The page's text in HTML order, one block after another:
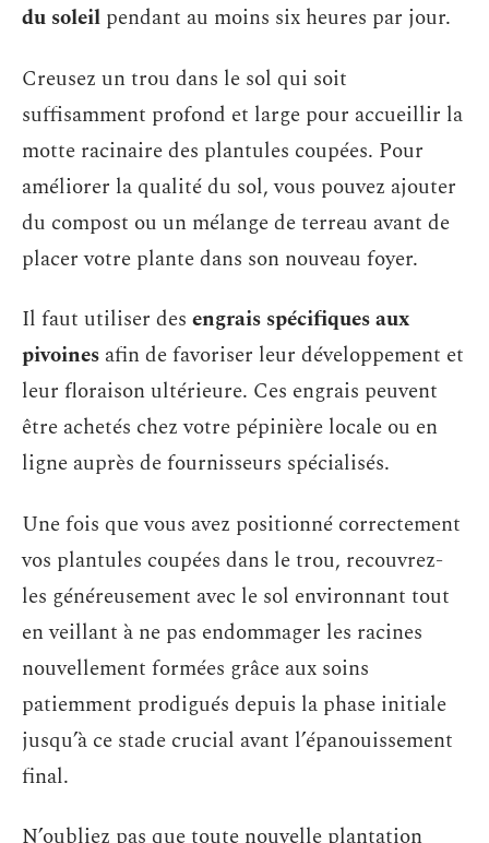
du soleil pendant au moins six heures par jour.
Creusez un trou dans le sol qui soit
suffisamment profond et large pour accueillir la
motte racinaire des plantules coupées. Pour
améliorer la qualité du sol, vous pouvez ajouter
du compost ou un mélange de terreau avant de
placer votre plante dans son nouveau foyer.
Il faut utiliser des engrais spécifiques aux
pivoines afin de favoriser leur développement et
leur floraison ultérieure. Ces engrais peuvent
être achetés chez votre pépinière locale ou en
ligne auprès de fournisseurs spécialisés.
Une fois que vous avez positionné correctement
vos plantules coupées dans le trou, recouvrez-
les généreusement avec le sol environnant tout
en veillant à ne pas endommager les racines
nouvellement formées grâce aux soins
patiemment prodigués depuis la phase initiale
jusqu’à ce stade crucial avant l’épanouissement
final.